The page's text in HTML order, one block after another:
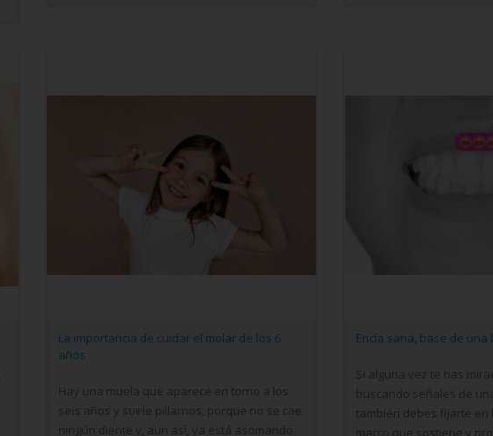
La importancia de cuidar el molar de los 6
años
Hay una muela que aparece en torno a los
seis años y suele pillarnos, porque no se cae
ningún diente y, aun así, ya está asomando
Encía sana, base de una
Si alguna vez te has
buscando señales de
también debes fijarte en
marco que sostiene y